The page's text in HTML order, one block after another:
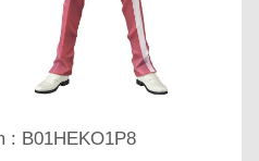
: B01HEKO1P8